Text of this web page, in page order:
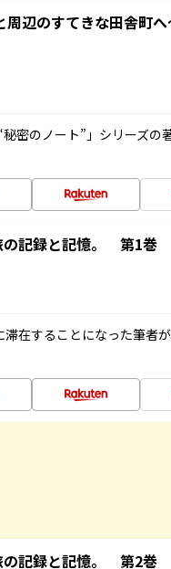
辺のすてきな田舎町
密のノート”」シリーズの
記録と記憶。 第1巻
在することになった筆者
記録と記憶。 第2巻